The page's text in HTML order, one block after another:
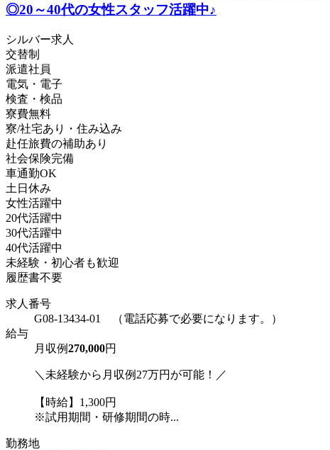
◎20～40代の女性スタッフ活躍中♪
シルバー求人
交替制
派遣社員
電気・電子
検査・検品
寮費無料
寮/社宅あり・住み込み
赴任旅費の補助あり
社会保険完備
車通勤OK
土日休み
女性活躍中
20代活躍中
30代活躍中
40代活躍中
未経験・初心者も歓迎
履歴書不要
求人番号
G08-13434-01 （電話応募で必要になります。）
給与
月収例270,000円
＼未経験から月収例27万円が可能！／
【時給】1,300円
※試用期間・研修期間の時...
勤務地